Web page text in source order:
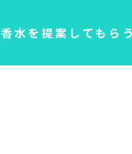
香水を提案してもらう